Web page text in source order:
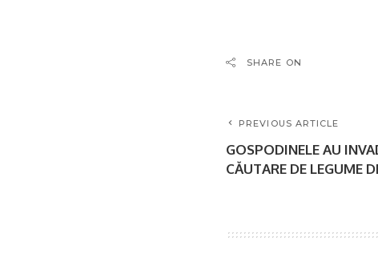
SHARE ON
PREVIOUS ARTICLE
GOSPODINELE AU
CĂUTARE DE LEGUME